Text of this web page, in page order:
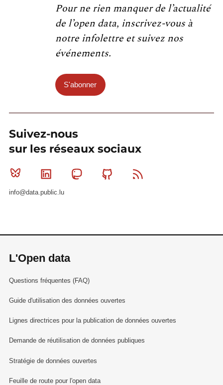
Pour ne rien manquer de l’actualité
de l’open data, inscrivez-vous à
notre infolettre et suivez nos
événements.
S'abonner
Suivez-nous
sur les réseaux sociaux
Bluesky Linkedin MastodonGithub
info@data.public.lu
L'Open data
Questions fréquentes (FAQ)
Guide d'utilisation des données ouvertes
Lignes directrices pour la publication de données ouvertes
Demande de réutilisation de données publiques
Stratégie de données ouvertes
Feuille de route pour l'open data